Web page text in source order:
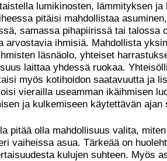
lumikinosten, lämmityksen ja
pitäisi mahdollistaa
samassa pihapiirissä tai talossa
arvostavia ihmisiä. Mahdollista
läsnäolo, yhteiset
laittaa yhdessä ruokaa.
myös kotihoidon saatavuutta ja
vierailla useamman ikäihmisen
ja kulkemiseen käytettävän ajan
pitää olla mahdollisuus valita,
vaiheissa asua. Tärkeää on
kulujen suhteen. Myös